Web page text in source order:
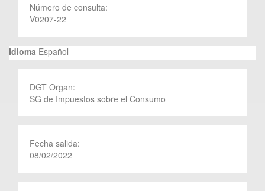
Número de consulta:
V0207-22
Idioma Español
DGT Organ:
SG de Impuestos sobre el Consumo
Fecha salida:
08/02/2022